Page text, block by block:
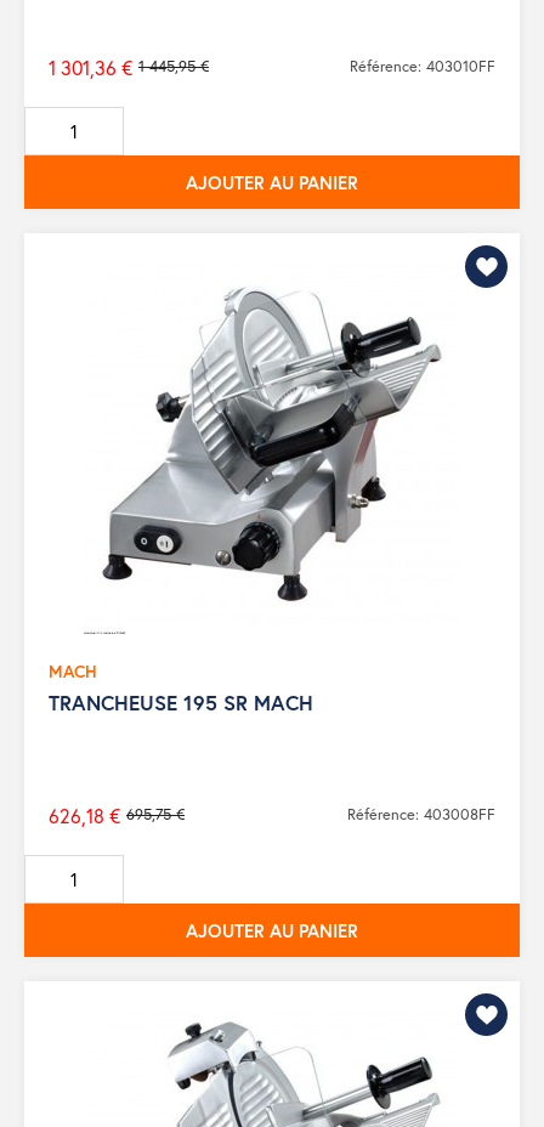
Prix
de
base
1 445,95 €
1 301,36 € Référence: 403010FF
AJOUTER AU PANIER
MACH
TRANCHEUSE 195 SR MACH
Prix
de
base
695,75 €
626,18 € Référence: 403008FF
AJOUTER AU PANIER